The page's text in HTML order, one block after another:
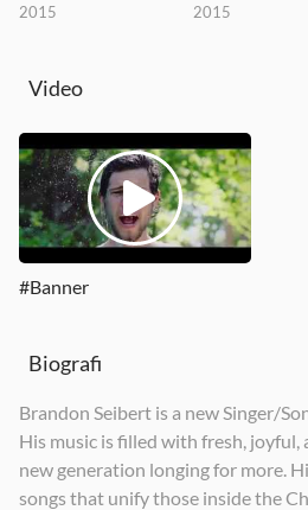
2015 2015
Video
#Banner
Biografi
Brandon Seibert is a new Singer/
His music is filled with fresh, joyful,
new generation longing for more.
songs that unify those inside the